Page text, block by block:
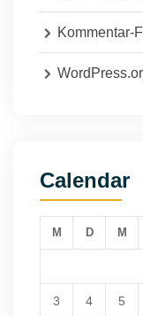
Kommentar-
Calendar
M D M
3 4 5